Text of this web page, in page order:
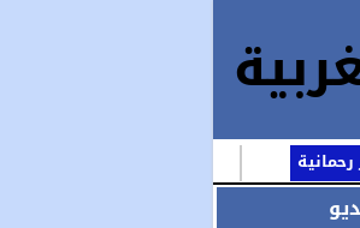
رحمانية